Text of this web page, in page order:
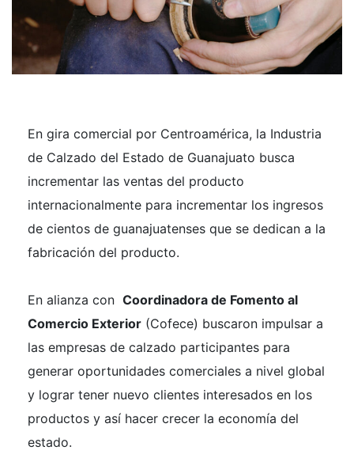
En gira comercial por Centroamérica, la Industria
de Calzado del Estado de Guanajuato busca
incrementar las ventas del producto
internacionalmente para incrementar los ingresos
de cientos de guanajuatenses que se dedican a la
fabricación del producto.
En alianza con Coordinadora de Fomento al
Comercio Exterior (Cofece) buscaron impulsar a
las empresas de calzado participantes para
generar oportunidades comerciales a nivel global
y lograr tener nuevo clientes interesados en los
productos y así hacer crecer la economía del
estado.